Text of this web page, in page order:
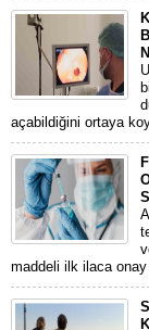
açabildiğini ortaya
maddeli ilk ilaca